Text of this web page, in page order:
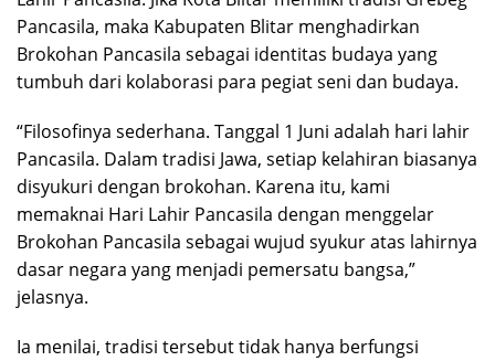
Pancasila, maka Kabupaten Blitar menghadirkan
Brokohan Pancasila sebagai identitas budaya yang
tumbuh dari kolaborasi para pegiat seni dan budaya.
“Filosofinya sederhana. Tanggal 1 Juni adalah hari lahir
Pancasila. Dalam tradisi Jawa, setiap kelahiran biasanya
disyukuri dengan brokohan. Karena itu, kami
memaknai Hari Lahir Pancasila dengan menggelar
Brokohan Pancasila sebagai wujud syukur atas lahirnya
dasar negara yang menjadi pemersatu bangsa,”
jelasnya.
Ia menilai, tradisi tersebut tidak hanya berfungsi